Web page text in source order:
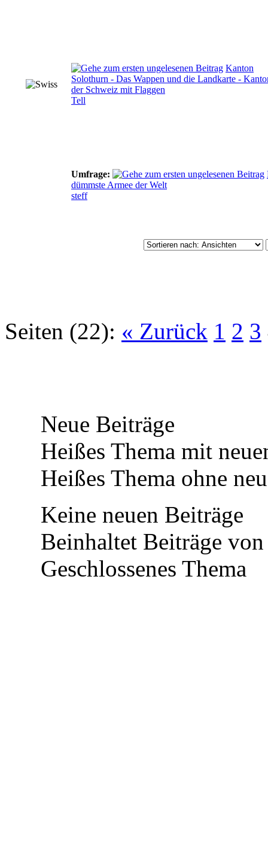
Kanton
Solothurn - Das Wappen und die Landkarte -
der Schweiz mit Flaggen
Tell
Umfrage:
dümmste Armee der Welt
steff
Seiten (22): « Zurück 1 2 3
Neue Beiträge
Heißes Thema mit
Heißes Thema ohne
Keine neuen Beiträge
Beinhaltet Beiträge
Geschlossenes Thema